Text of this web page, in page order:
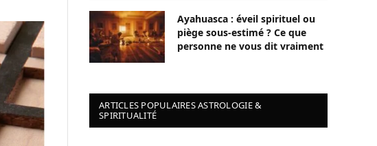
Ayahuasca : éveil spirituel ou
piège sous-estimé ? Ce que
personne ne vous dit vraiment
ARTICLES POPULAIRES ASTROLOGIE &
SPIRITUALITÉ